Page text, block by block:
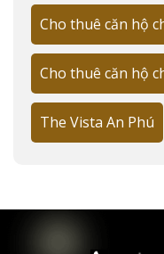
Cho thuê căn hộ
Cho thuê căn hộ
The Vista An Phú